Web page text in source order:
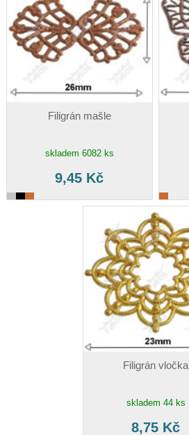
Filigrán mašle
skladem 6082 ks
9,45 Kč
Filigrán vločka
skladem 44 ks
8,75 Kč